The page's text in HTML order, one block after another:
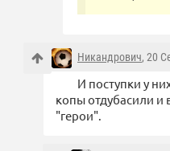
Никандрович, 20
И поступки у
копы отдубасили и
"герои".